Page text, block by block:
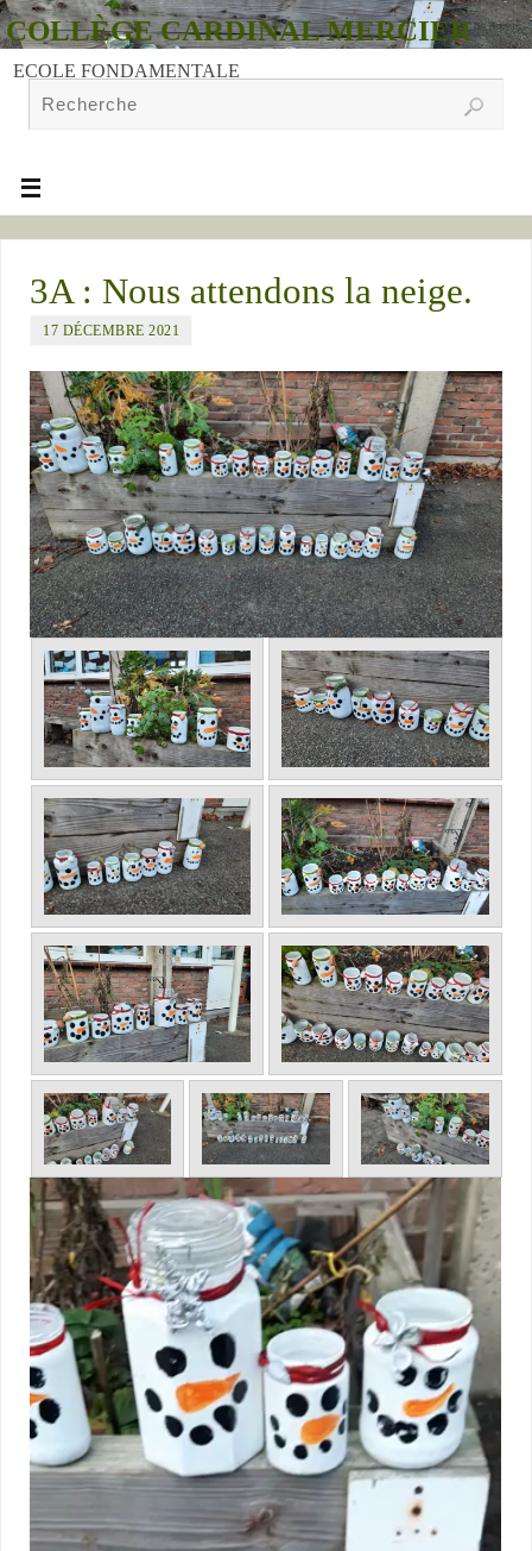
COLLÈGE CARDINAL MERCIER
ECOLE FONDAMENTALE
3A : Nous attendons la neige.
17 DÉCEMBRE 2021